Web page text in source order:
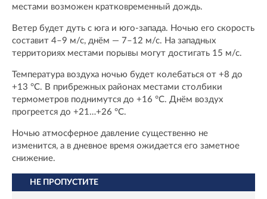
местами возможен кратковременный дождь.
Ветер будет дуть с юга и юго-запада. Ночью его скорость
составит 4–9 м/с, днём — 7–12 м/с. На западных
территориях местами порывы могут достигать 15 м/с.
Температура воздуха ночью будет колебаться от +8 до
+13 °C. В прибрежных районах местами столбики
термометров поднимутся до +16 °C. Днём воздух
прогреется до +21…+26 °C.
Ночью атмосферное давление существенно не
изменится, а в дневное время ожидается его заметное
снижение.
НЕ ПРОПУСТИТЕ